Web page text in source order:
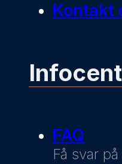
Kontakt
FAQ
Få svar